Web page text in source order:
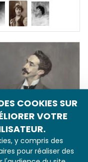
COOKIES SUR
VOTRE
y compris des
pour réaliser des